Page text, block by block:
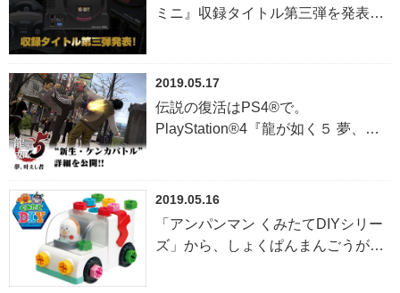
ミニ』収録タイトル第三弾を発表！
2019.05.17
伝説の復活はPS4®で。
PlayStation®4『龍が如く５ 夢、叶
開
2019.05.16
「アンパンマン くみたてDIYシリー
ズ」から、しょくぱんまんごうが